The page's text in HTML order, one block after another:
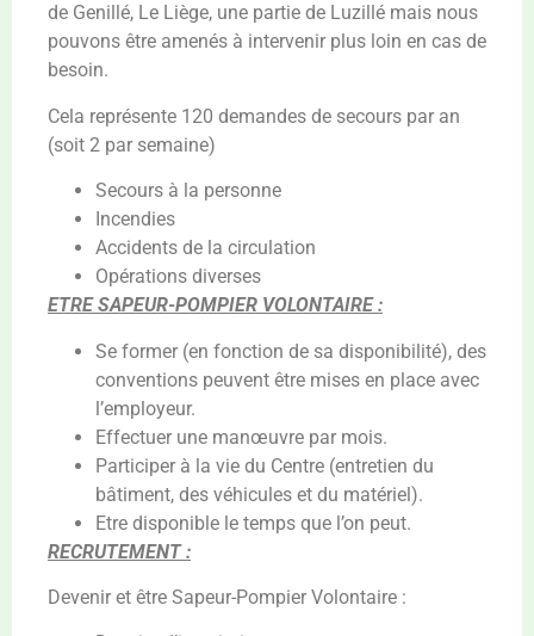
de Genillé, Le Liège, une partie de Luzillé mais nous
pouvons être amenés à intervenir plus loin en cas de
besoin.
Cela représente 120 demandes de secours par an
(soit 2 par semaine)
Secours à la personne
Incendies
Accidents de la circulation
Opérations diverses
ETRE SAPEUR-POMPIER VOLONTAIRE :
Se former (en fonction de sa disponibilité), des
conventions peuvent être mises en place avec
l’employeur.
Effectuer une manœuvre par mois.
Participer à la vie du Centre (entretien du
bâtiment, des véhicules et du matériel).
Etre disponible le temps que l’on peut.
RECRUTEMENT :
Devenir et être Sapeur-Pompier Volontaire :